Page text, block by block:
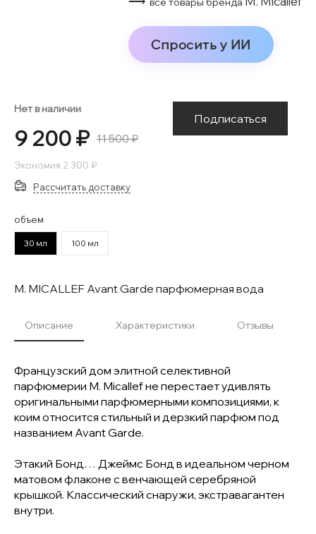
Спросить у ИИ
Нет в наличии
9 200 ₽ 11 500 ₽
Экономия 2 300 ₽
Подписаться
Рассчитать доставку
объем
30 мл 100 мл
M. MICALLEF Avant Garde парфюмерная вода
Описание Характеристики Отзывы
Французский дом элитной селективной
парфюмерии M. Micallef не перестает удивлять
оригинальными парфюмерными композициями, к
коим относится стильный и дерзкий парфюм под
названием Avant Garde.
Этакий Бонд… Джеймс Бонд в идеальном черном
матовом флаконе с венчающей серебряной
крышкой. Классический снаружи, экстравагантен
внутри.